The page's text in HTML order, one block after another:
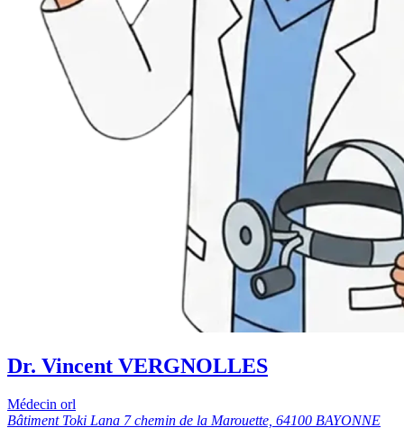
Dr. Vincent VERGNOLLES
Médecin orl
Bâtiment Toki Lana 7 chemin de la Marouette, 64100 BAYONNE